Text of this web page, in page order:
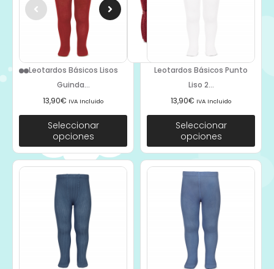
Leotardos Básicos Lisos
Guinda...
13,90€ IVA Incluido
Seleccionar
opciones
Leotardos Básicos Punto
Liso 2...
13,90€ IVA Incluido
Seleccionar
opciones